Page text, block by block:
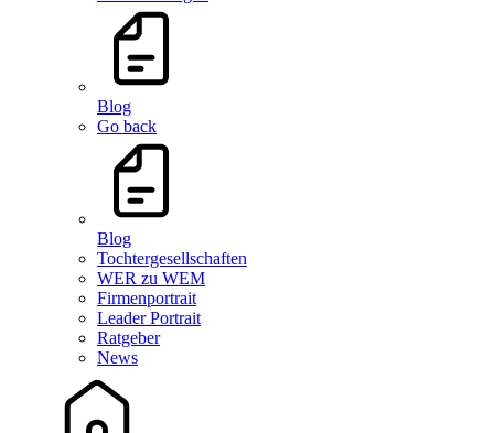
Blog
Go back
Blog
Tochtergesellschaften
WER zu WEM
Firmenportrait
Leader Portrait
Ratgeber
News